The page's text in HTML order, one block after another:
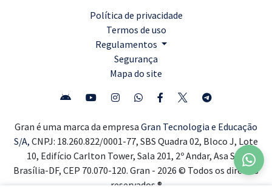
Política de privacidade
Termos de uso
Regulamentos
Segurança
Mapa do site
Gran é uma marca da empresa Gran Tecnologia e Educação
S/A, CNPJ: 18.260.822/0001-77, SBS Quadra 02, Bloco J, Lote
10, Edifício Carlton Tower, Sala 201, 2º Andar, Asa Sul,
Brasília-DF, CEP 70.070-120. Gran - 2026 © Todos os direitos
reservados ®